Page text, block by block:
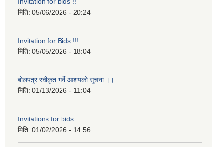
मिति: 05/06/2026 - 20:24
Invitation for Bids !!!
मिति: 05/05/2026 - 18:04
बोलपत्र स्वीकृत गर्ने आशयको सूचना ।।
मिति: 01/13/2026 - 11:04
Invitations for bids
मिति: 01/02/2026 - 14:56